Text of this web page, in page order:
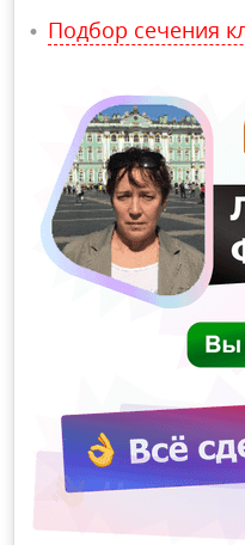
Подбор сечения